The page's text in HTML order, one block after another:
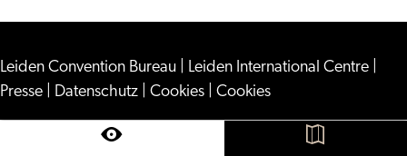
FacebookWhatsApp
Leiden Convention Bureau Leiden International Centre
Presse
Datenschutz Cookies Cookies